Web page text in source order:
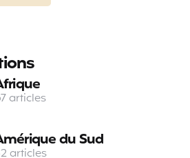
articles
du Sud
articles